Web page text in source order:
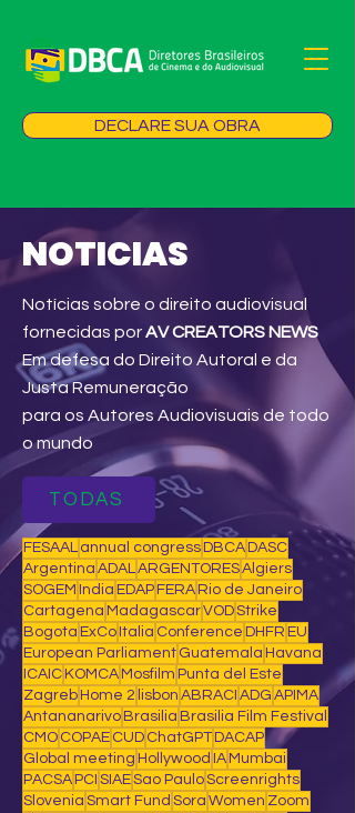
DECLARE SUA OBRA
NOTICIAS
Notícias sobre o direito audiovisual
fornecidas porAV CREATORS NEWS
Em defesa do Direito Autoral e da
Justa Remuneração
para os Autores Audiovisuais de todo
o mundo
TODAS
FESAAL annual congress DBCA DASC
Argentina ADALARGENTORESAlgiers
SOGEM India EDAP FERA Rio de Janeiro
Cartagena MadagascarVODStrike
Bogota ExCo Italia Conference DHFR EU
European Parliament Guatemala Havana
ICAIC KOMCA Mosfilm Punta del Este
Zagreb Home 2 lisbon ABRACI ADG APIMA
Antananarivo Brasilia Brasilia Film Festival
CMO COPAE CUD ChatGPT DACAP
Global meeting Hollywood IA Mumbai
PACSA PCI SIAESao PauloScreenrights
Slovenia Smart Fund Sora Women Zoom